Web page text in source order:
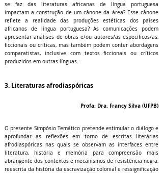
se faz das literaturas africanas de língua portuguesa
impactam a construção de um cânone da área? Esse cânone
reflete a realidade das produções estéticas dos países
africanos de língua portuguesa? As comunicações podem
apresentar análises de obras e/ou autores/as específicos/as,
ficcionais ou críticas, mas também podem conter abordagens
comparatistas, inclusive com textos ficcionais ou críticos
produzidos em outras línguas.
3. Literaturas afrodiaspóricas
Profa. Dra. Francy Silva (UFPB)
O presente Simpósio Temático pretende estimular o diálogo e
aprofundar as reflexões em torno de escritas literárias
afrodiaspóricas nas quais se observam as interfaces entre
literatura, história e memória para compreensão mais
abrangente dos contextos e mecanismos de resistência negra,
reescrita da história da escravização colonial e ressignificação